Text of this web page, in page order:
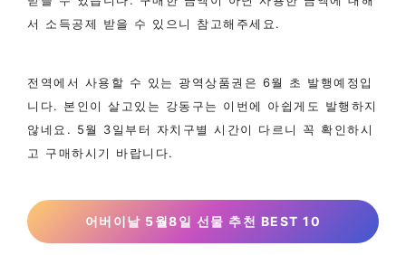
서 소득공제 받을 수 있으니 참고해주세요.
​전역에서 사용할 수 있는 광역상품권은 6월 초 발행예정입
니다. 본인이 살고있는 강동구는 이번에 아쉽게도 발행하지
않네요. 5월 3일부터 자치구별 시간이 다르니 꼭 확인하시
고 구매하시기 바랍니다.​
어버이날 5월8일 선물 추천 BEST 10